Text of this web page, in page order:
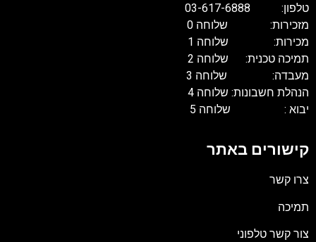
טלפון: 03-617-6888
מזכירות: שלוחה 0
מכירות: שלוחה 1
תמיכה טכנית: שלוחה 2
מעבדה: שלוחה 3
הנהלת חשבונות: שלוחה 4
יבוא : שלוחה 5
קישורים באתר
צרו קשר
תמיכה
צור קשר טלפוני